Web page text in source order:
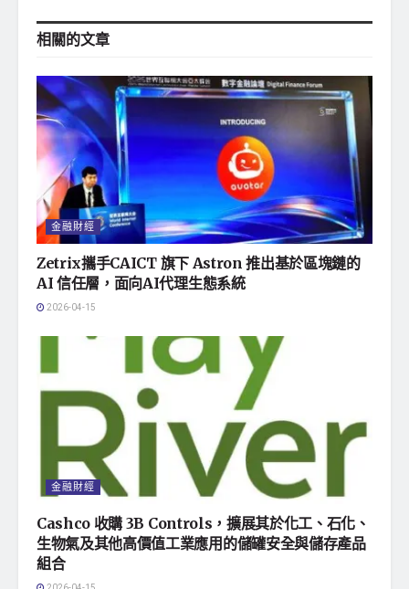
相關的文章
金融財經
Zetrix攜手CAICT 旗下 Astron 推出基於區塊鏈的
AI 信任層，面向AI代理生態系統
2026-04-15
金融財經
Cashco 收購 3B Controls，擴展其於化工、石化、
生物氣及其他高價值工業應用的儲罐安全與儲存產品
組合